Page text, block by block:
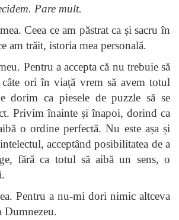
Pare mult.
mea. Ceea ce am păstrat ca și sacru în
am trăit, istoria mea personală.
Pentru a accepta că nu trebuie să
ori în viață vrem să avem totul
dorim ca piesele de puzzle să se
Privim înainte și înapoi, dorind ca
o ordine perfectă. Nu este așa și
acceptând posibilitatea de a
fără ca totul să aibă un sens, o
Pentru a nu-mi dori nimic altceva
Dumnezeu.